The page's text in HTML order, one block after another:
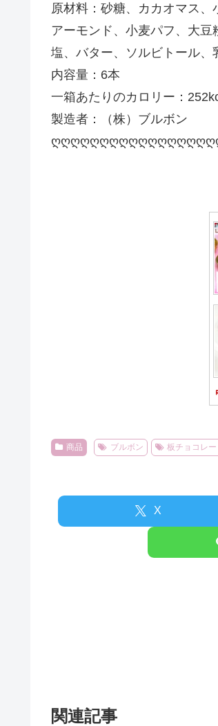
原材料：砂糖、カカオマス、
アーモンド、小麦パフ、大
塩、バター、ソルビトール、
内容量：6本
一箱あたりのカロリー：
製造者：（株）ブルボン
商品 ブルボン 板チョコレー
X
関連記事